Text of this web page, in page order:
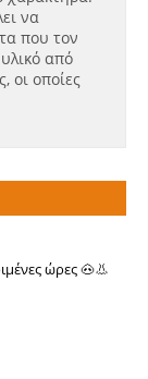
να
που τον
από
οι οποίες
ώρες 🐽👃